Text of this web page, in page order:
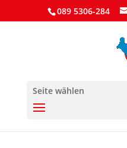
089 5306-284
Seite wählen